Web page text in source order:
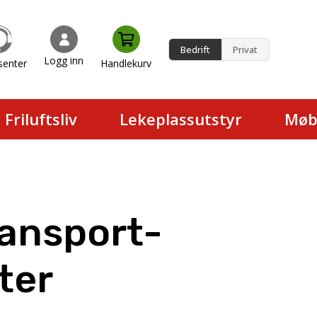
Logg inn Handlekurv
Bedrift Privat
Friluftsliv Lekeplassutstyr